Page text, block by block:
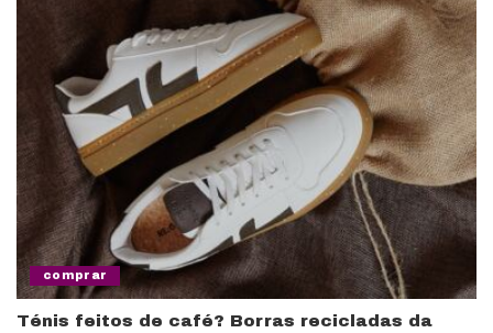
comprar
Ténis feitos de café? Borras recicladas da